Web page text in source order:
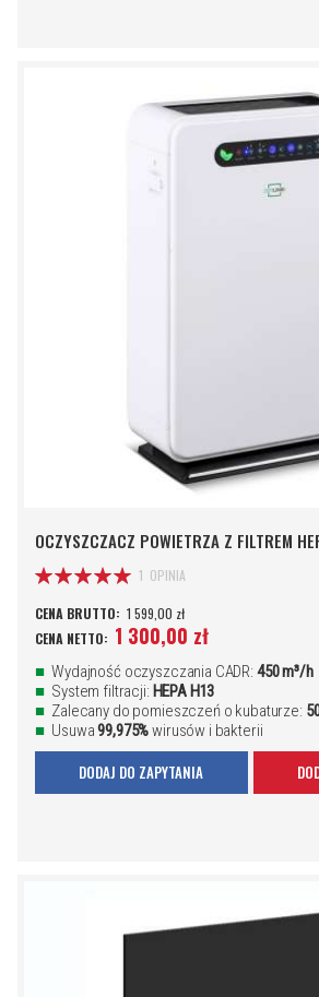
OCZYSZCZACZ POWIETRZA Z FILTREM
Ocena:
1 OPINIA
1 599,00 zł
1 300,00 zł
Wydajność oczyszczania CADR: 450 m³/h
System filtracji: HEPA H13
Zalecany do pomieszczeń o kubaturze:
Usuwa99,975%wirusów i bakterii
DODAJ DO ZAPYTANIA